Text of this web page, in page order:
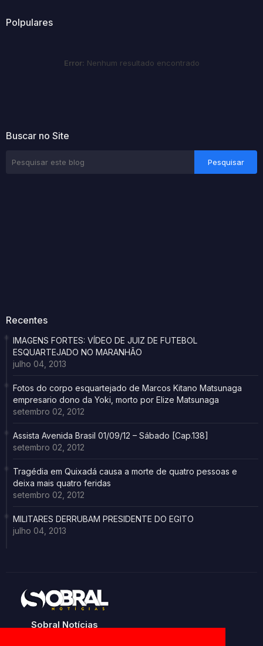
Polpulares
Error: Nenhum resultado encontrado
Buscar no Site
Recentes
IMAGENS FORTES: VÍDEO DE JUIZ DE FUTEBOL
ESQUARTEJADO NO MARANHÃO
julho 04, 2013
Fotos do corpo esquartejado de Marcos Kitano Matsunaga
empresario dono da Yoki, morto por Elize Matsunaga
setembro 02, 2012
Assista Avenida Brasil 01/09/12 – Sábado [Cap.138]
setembro 02, 2012
Tragédia em Quixadá causa a morte de quatro pessoas e
deixa mais quatro feridas
setembro 02, 2012
MILITARES DERRUBAM PRESIDENTE DO EGITO
julho 04, 2013
Sobral Notícias